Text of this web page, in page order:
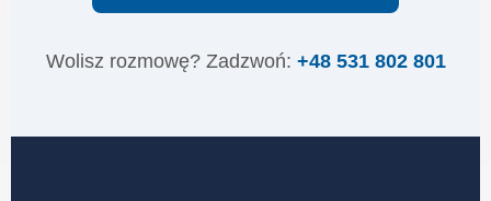
Wolisz rozmowę? Zadzwoń: +48 531 802 801